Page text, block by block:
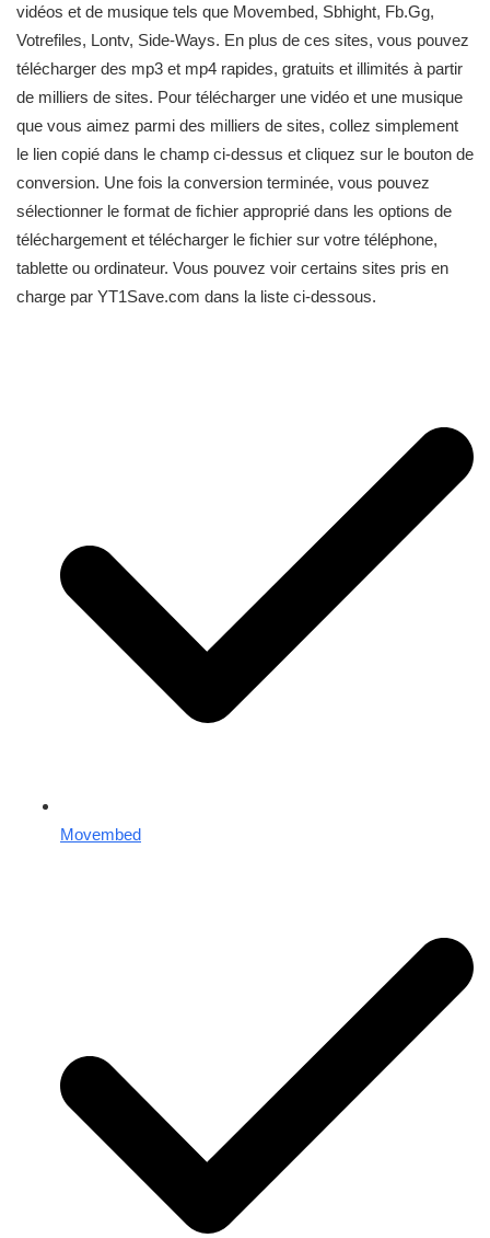
vidéos et de musique tels que Movembed, Sbhight, Fb.Gg,
Votrefiles, Lontv, Side-Ways. En plus de ces sites, vous pouvez
télécharger des mp3 et mp4 rapides, gratuits et illimités à partir
de milliers de sites. Pour télécharger une vidéo et une musique
que vous aimez parmi des milliers de sites, collez simplement
le lien copié dans le champ ci-dessus et cliquez sur le bouton de
conversion. Une fois la conversion terminée, vous pouvez
sélectionner le format de fichier approprié dans les options de
téléchargement et télécharger le fichier sur votre téléphone,
tablette ou ordinateur. Vous pouvez voir certains sites pris en
charge par YT1Save.com dans la liste ci-dessous.
Movembed